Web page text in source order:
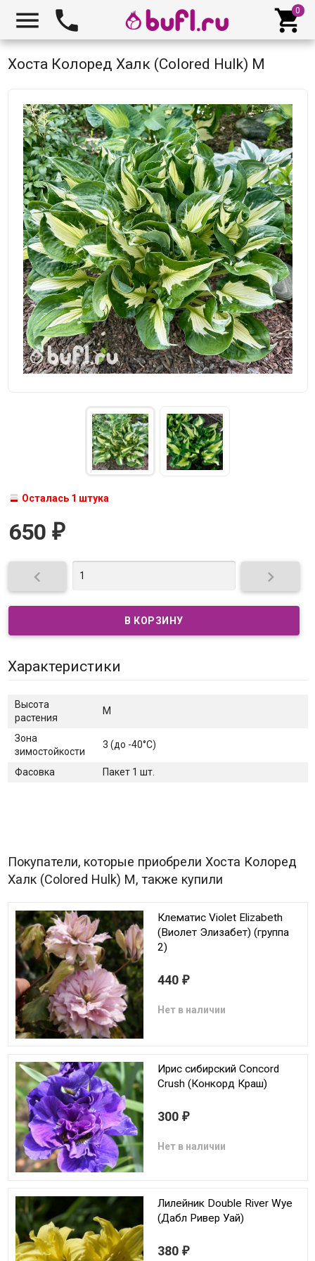
  
Хоста Колоред Халк (Colored Hulk) M
Осталась 1 штука
650 ₽
 
Характеристики
Высота
растения
M
Зона
зимостойкости
3 (до -40°C)
Фасовка Пакет 1 шт.
Покупатели, которые приобрели Хоста Колоред
Халк (Colored Hulk) M, также купили
Клематис Violet Elizabeth
(Виолет Элизабет) (группа
2)
440 ₽
Нет в наличии
Ирис сибирский Concord
Crush (Конкорд Краш)
300 ₽
Нет в наличии
Лилейник Double River Wye
(Дабл Ривер Уай)
380 ₽